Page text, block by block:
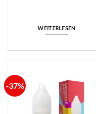
WEITERLESEN
-37%